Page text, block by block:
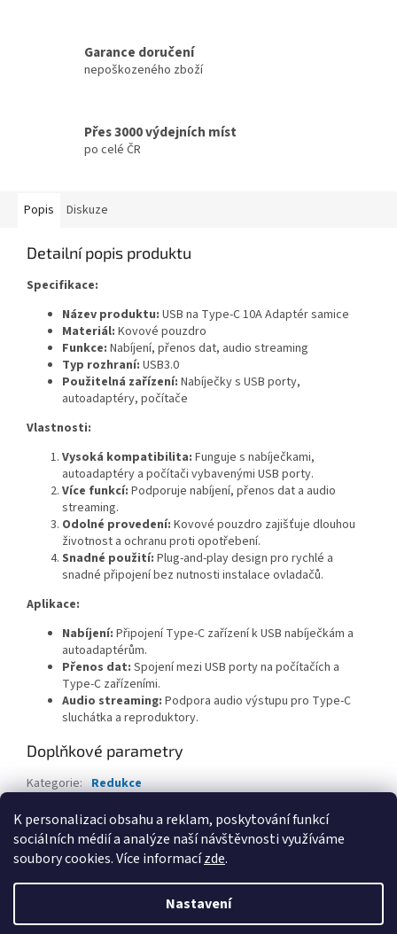
K personalizaci obsahu a reklam, poskytování funkcí
sociálních médií a analýze naší návštěvnosti využíváme
soubory cookies. Více informacízde.
Nastavení
Garance doručení
nepoškozeného zboží
Přes 3000 výdejních míst
po celé ČR
Popis Diskuze
Detailní popis produktu
Specifikace:
Název produktu: USB na Type-C 10A Adaptér samice
Materiál: Kovové pouzdro
Funkce: Nabíjení, přenos dat, audio streaming
Typ rozhraní: USB3.0
Použitelná zařízení: Nabíječky s USB porty,
autoadaptéry, počítače
Vlastnosti:
Vysoká kompatibilita: Funguje s nabíječkami,
autoadaptéry a počítači vybavenými USB porty.
Více funkcí: Podporuje nabíjení, přenos dat a audio
streaming.
Odolné provedení: Kovové pouzdro zajišťuje dlouhou
životnost a ochranu proti opotřebení.
Snadné použití: Plug-and-play design pro rychlé a
snadné připojení bez nutnosti instalace ovladačů.
Aplikace:
Nabíjení: Připojení Type-C zařízení k USB nabíječkám a
autoadaptérům.
Přenos dat: Spojení mezi USB porty na počítačích a
Type-C zařízeními.
Audio streaming: Podpora audio výstupu pro Type-C
sluchátka a reproduktory.
Doplňkové parametry
Kategorie: Redukce